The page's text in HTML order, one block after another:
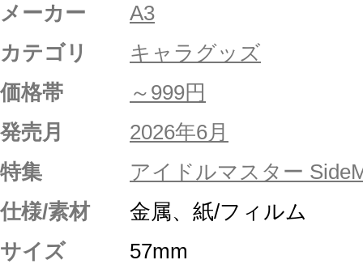
メーカー
A3
カテゴリ
キャラグッズ
価格帯
～999円
発売月
2026年6月
特集
アイドルマスター
仕様/素材
金属、紙/フィルム
サイズ
57mm